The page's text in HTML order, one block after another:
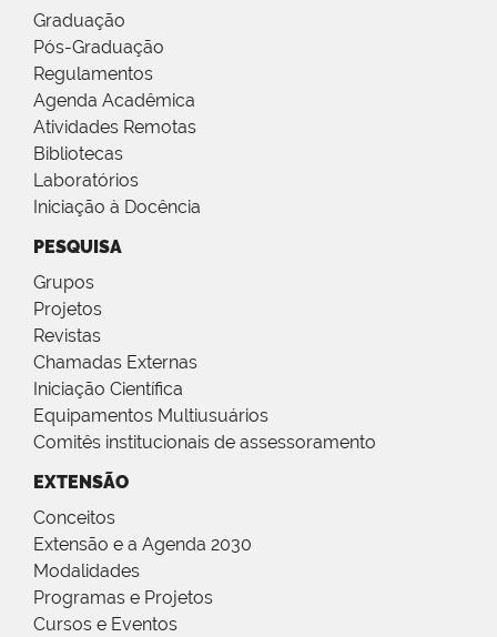
Graduação
Pós-Graduação
Regulamentos
Agenda Acadêmica
Atividades Remotas
Bibliotecas
Laboratórios
Iniciação à Docência
PESQUISA
Grupos
Projetos
Revistas
Chamadas Externas
Iniciação Científica
Equipamentos Multiusuários
Comitês institucionais de assessoramento
EXTENSÃO
Conceitos
Extensão e a Agenda 2030
Modalidades
Programas e Projetos
Cursos e Eventos